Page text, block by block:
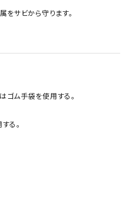
をサビから守ります。
ム手袋を使用する。
る。